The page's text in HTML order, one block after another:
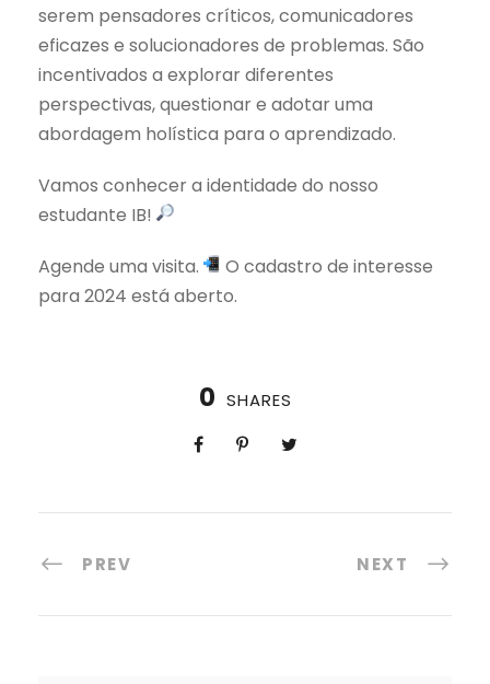
serem pensadores críticos, comunicadores
eficazes e solucionadores de problemas. São
incentivados a explorar diferentes
perspectivas, questionar e adotar uma
abordagem holística para o aprendizado.
Vamos conhecer a identidade do nosso
estudante IB!
Agende uma visita.
O cadastro de interesse
para 2024 está aberto.
0 SHARES
PREV NEXT